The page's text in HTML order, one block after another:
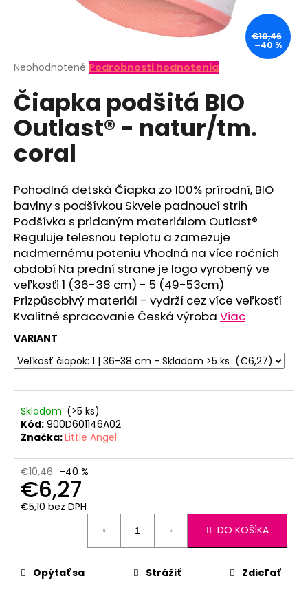
Priemerné
produktu
je
0,0
z
5
hviezdičiek.
Neohodnotené Podrobnosti hodnotenia
Čiapka podšitá BIO
Outlast® - natur/tm.
coral
Pohodlná detská Čiapka zo 100% prírodní, BIO
bavlny s podšívkou Skvele padnoucí strih
Podšívka s pridaným materiálom Outlast®
Reguluje telesnou teplotu a zamezuje
nadmernému poteniu Vhodná na více ročních
období Na prední strane je logo vyrobený ve
veľkosťi 1 (36-38 cm) - 5 (49-53cm)
Prizpůsobivý materiál - vydrží cez více veľkosťí
Kvalitné spracovanie Česká výroba Viac
VARIANT
Skladom (>5 ks)
Kód: 900D601146A02
Značka:Little Angel
€10,46 –40 %
€6,27
€5,10 bez DPH
DO KOŠÍKA
Opýtať sa Strážiť Zdieľať
€10,46
–40 %
ť
?
O
d
p
o
r
ú
č
a
m
e
LEGÍNY
DÁMSKE
REFLEX
ŠMYK
OUTLAST®
-
ČIERNA
€32,57
Pôvodne:
€40,71